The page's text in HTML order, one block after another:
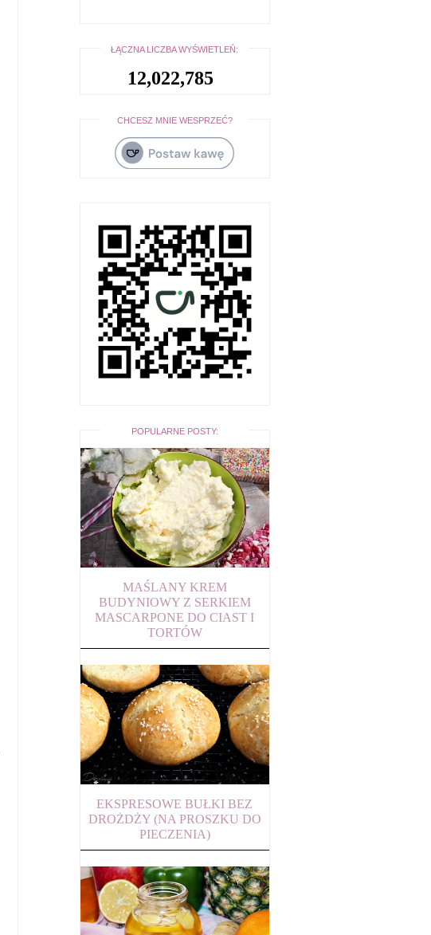
ŁĄCZNA LICZBA WYŚWIETLEŃ:
12,022,785
CHCESZ MNIE WESPRZEĆ?
POPULARNE POSTY:
MAŚLANY KREM
BUDYNIOWY Z SERKIEM
MASCARPONE DO CIAST I
TORTÓW
EKSPRESOWE BUŁKI BEZ
DROŻDŻY (NA PROSZKU DO
PIECZENIA)